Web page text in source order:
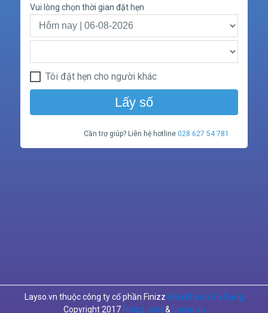
Vui lòng chọn thời gian đặt hẹn
Tôi đặt hẹn cho người khác
Lấy số
Cần trợ giúp? Liên hệ hotline028 627 54 781
Layso.vn thuộc công ty cổ phần Finizz Điều Khoản Sử Dụng
Copyright 2017 Finizz.com & Layso.vn